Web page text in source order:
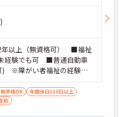
以上（無資格可） ■福祉
経験でも可 ■普通自動車
) ※障がい者福祉の経験は
経験2年以上の方、障がい
経験をお持ちの方大歓迎
無資格OK
年間休日110日以上
給